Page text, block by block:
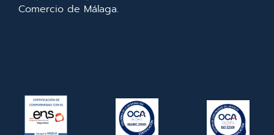
Comercio de Málaga.